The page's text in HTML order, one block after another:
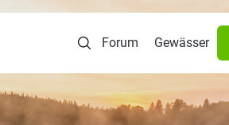
Forum Gewässer